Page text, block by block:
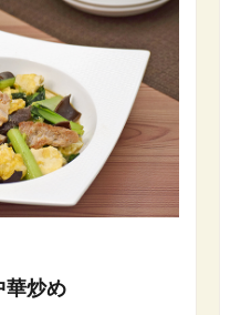
華炒め